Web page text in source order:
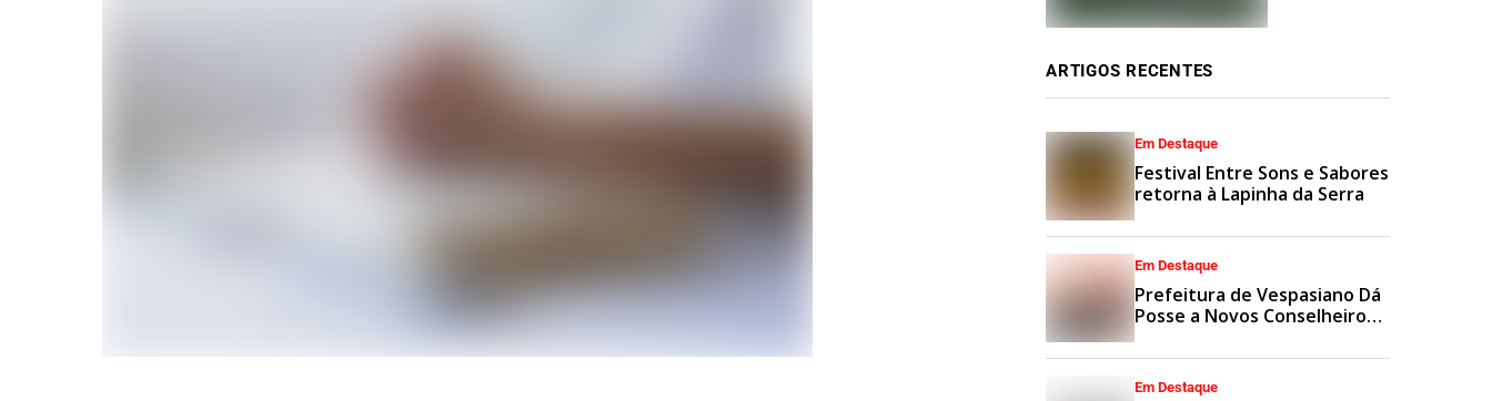
ARTIGOS RECENTES
Em Destaque
Festival Entre Sons e Sabores
retorna à Lapinha da Serra
Em Destaque
Prefeitura de Vespasiano Dá
Posse a Novos Conselheiros
Em Destaque